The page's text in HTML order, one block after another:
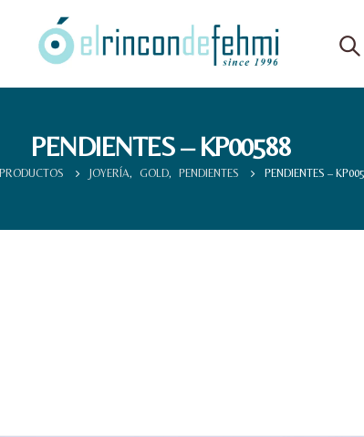
PENDIENTES – KP00588
PRODUCTOS JOYERÍA, GOLD, PENDIENTES PENDIENTES –